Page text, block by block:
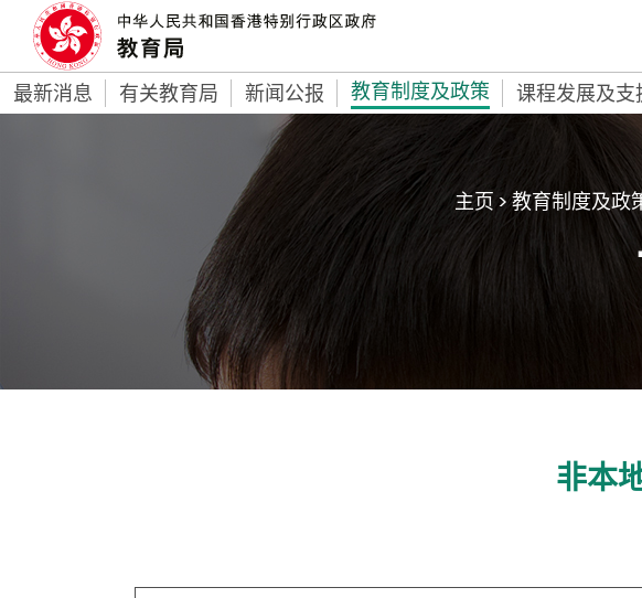
最新消息 有关教育局 新闻公报 教育制度及政策 课程发展及支
主页>教育制度及政
非本